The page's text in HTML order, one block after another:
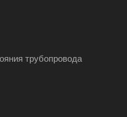
трубопровода